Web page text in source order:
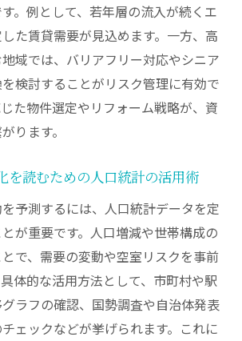
。例として、若年層の流入が続くエ
た賃貸需要が見込めます。一方、高
域では、バリアフリー対応やシニア
検討することがリスク管理に有効で
た物件選定やリフォーム戦略が、資
ります。
を読むための人口統計の活用術
予測するには、人口統計データを定
が重要です。人口増減や世帯構成の
で、需要の変動や空室リスクを事前
体的な活用方法として、市町村や駅
ラフの確認、国勢調査や自治体発表
ェックなどが挙げられます。これに